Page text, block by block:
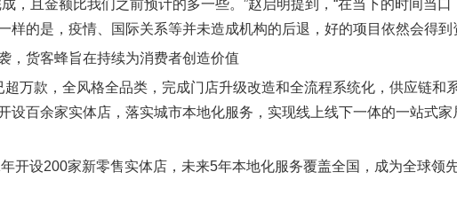
，且金额比我们之前预计的多一些。”赵启明提到，“在当下的时间当
样的是，疫情、国际关系等并未造成机构的后退，好的项目依然会得到
，货客蜂旨在持续为消费者创造价值
超万款，全风格全品类，完成门店升级改造和全流程系统化，供应链和
设百余家实体店，落实城市本地化服务，实现线上线下一体的一站式
开设200家新零售实体店，未来5年本地化服务覆盖全国，成为全球领